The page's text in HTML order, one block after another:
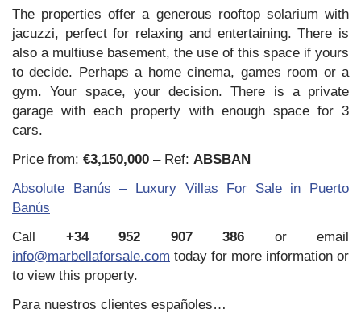
The properties offer a generous rooftop solarium with
jacuzzi, perfect for relaxing and entertaining. There is
also a multiuse basement, the use of this space if yours
to decide. Perhaps a home cinema, games room or a
gym. Your space, your decision. There is a private
garage with each property with enough space for 3
cars.
Price from: €3,150,000 – Ref: ABSBAN
Absolute Banús – Luxury Villas For Sale in Puerto
Banús
Call +34 952 907 386 or email
info@marbellaforsale.com today for more information or
to view this property.
Para nuestros clientes españoles…